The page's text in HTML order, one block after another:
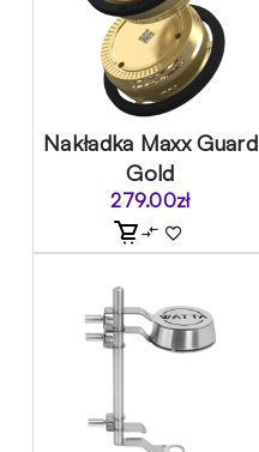
Nakładka Maxx Guard
Gold
279.00zł